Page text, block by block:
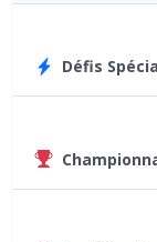
Défis